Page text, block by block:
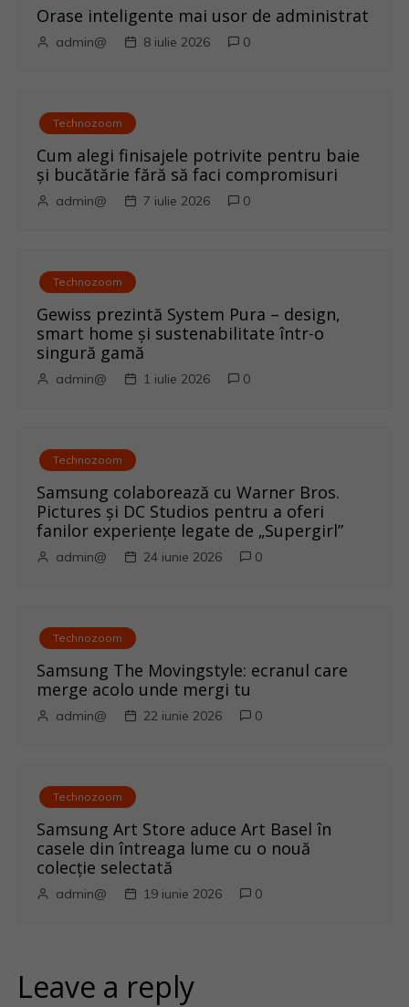
Orase inteligente mai usor de administrat
admin@ 8 iulie 2026 0
Technozoom
Cum alegi finisajele potrivite pentru baie
și bucătărie fără să faci compromisuri
admin@ 7 iulie 2026 0
Technozoom
Gewiss prezintă System Pura – design,
smart home și sustenabilitate într-o
singură gamă
admin@ 1 iulie 2026 0
Technozoom
Samsung colaborează cu Warner Bros.
Pictures și DC Studios pentru a oferi
fanilor experiențe legate de „Supergirl”
admin@ 24 iunie 2026 0
Technozoom
Samsung The Movingstyle: ecranul care
merge acolo unde mergi tu
admin@ 22 iunie 2026 0
Technozoom
Samsung Art Store aduce Art Basel în
casele din întreaga lume cu o nouă
colecție selectată
admin@ 19 iunie 2026 0
Leave a reply